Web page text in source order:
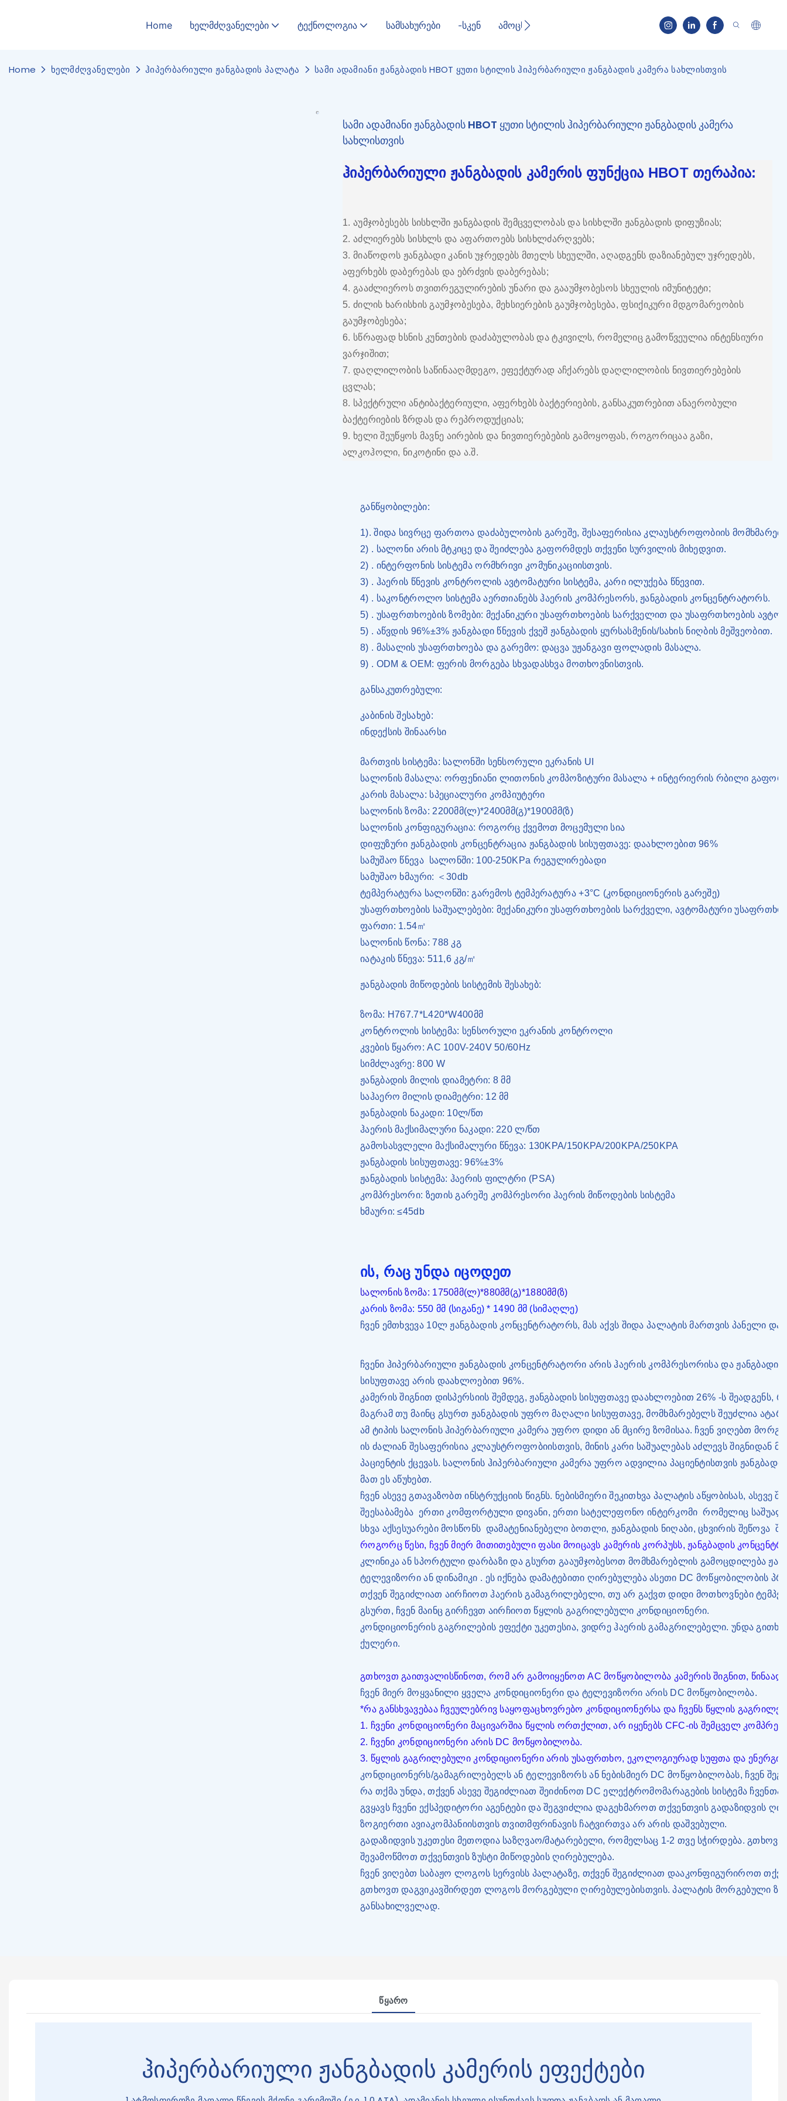
Home ხელმძღვანელები ტექნოლოგია სამსახურები -სკენ ამოცნობა
Home ხელმძღვანელები ჰიპერბარიული ჟანგბადის პალატა სამი ადამიანი ჟანგბადის HBOT ყუთი სტილის ჰიპერბარიული ჟანგბადის კამერა სახლისთვის
სამი ადამიანი ჟანგბადის HBOT ყუთი სტილის ჰიპერბარიული ჟანგბადის კამერა
სახლისთვის
ჰიპერბარიული ჟანგბადის კამერის ფუნქცია HBOT თერაპია:
1. აუმჯობესებს სისხლში ჟანგბადის შემცველობას და სისხლში ჟანგბადის დიფუზიას;
2. აძლიერებს სისხლს და აფართოებს სისხლძარღვებს;
3. მიაწოდოს ჟანგბადი კანის უჯრედებს მთელს სხეულში, აღადგენს დაზიანებულ უჯრედებს,
აფერხებს დაბერებას და ებრძვის დაბერებას;
4. გააძლიეროს თვითრეგულირების უნარი და გააუმჯობესოს სხეულის იმუნიტეტი;
5. ძილის ხარისხის გაუმჯობესება, მეხსიერების გაუმჯობესება, ფსიქიკური მდგომარეობის
გაუმჯობესება;
6. სწრაფად ხსნის კუნთების დაძაბულობას და ტკივილს, რომელიც გამოწვეულია ინტენსიური
ვარჯიშით;
7. დაღლილობის საწინააღმდეგო, ეფექტურად აჩქარებს დაღლილობის ნივთიერებების
ცვლას;
8. სპექტრული ანტიბაქტერიული, აფერხებს ბაქტერიების, განსაკუთრებით ანაერობული
ბაქტერიების ზრდას და რეპროდუქციას;
9. ხელი შეუწყოს მავნე აირების და ნივთიერებების გამოყოფას, როგორიცაა გაზი,
ალკოჰოლი, ნიკოტინი და ა.შ.
განწყობილები:
1). შიდა სივრცე ფართოა დაძაბულობის გარეშე, შესაფერისია კლაუსტროფობიის
2) . სალონი არის მტკიცე და შეიძლება გაფორმდეს თქვენი სურვილის მიხედვით.
2) . ინტერფონის სისტემა ორმხრივი კომუნიკაციისთვის.
3) . ჰაერის წნევის კონტროლის ავტომატური სისტემა, კარი ილუქება წნევით.
4) . საკონტროლო სისტემა აერთიანებს ჰაერის კომპრესორს, ჟანგბადის კონცენტრატორს.
5) . უსაფრთხოების ზომები: მექანიკური უსაფრთხოების სარქველით და უსაფრთხოების
5) . აწვდის 96%±3% ჟანგბადი წნევის ქვეშ ჟანგბადის ყურსასმენის/სახის ნიღბის მეშვეობით.
8) . მასალის უსაფრთხოება და გარემო: დაცვა უჟანგავი ფოლადის მასალა.
9) . ODM & OEM: ფერის მორგება სხვადასხვა მოთხოვნისთვის.
განსაკუთრებული:
კაბინის შესახებ:
ინდექსის შინაარსი
მართვის სისტემა: სალონში სენსორული ეკრანის UI
სალონის მასალა: ორფენიანი ლითონის კომპოზიტური მასალა + ინტერიერის რბილი
კარის მასალა: სპეციალური კომპიუტერი
სალონის ზომა: 2200მმ(ლ)*2400მმ(გ)*1900მმ(ზ)
სალონის კონფიგურაცია: როგორც ქვემოთ მოცემული სია
დიფუზური ჟანგბადის კონცენტრაცია ჟანგბადის სისუფთავე: დაახლოებით 96%
სამუშაო წნევა სალონში: 100-250KPa რეგულირებადი
სამუშაო ხმაური: ＜30db
ტემპერატურა სალონში: გარემოს ტემპერატურა +3°C (კონდიციონერის გარეშე)
უსაფრთხოების საშუალებები: მექანიკური უსაფრთხოების სარქველი, ავტომატური
ფართი: 1.54㎡
სალონის წონა: 788 კგ
იატაკის წნევა: 511,6 კგ/㎡
ჟანგბადის მიწოდების სისტემის შესახებ:
ზომა: H767.7*L420*W400მმ
კონტროლის სისტემა: სენსორული ეკრანის კონტროლი
კვების წყარო: AC 100V-240V 50/60Hz
სიმძლავრე: 800 W
ჟანგბადის მილის დიამეტრი: 8 მმ
საჰაერო მილის დიამეტრი: 12 მმ
ჟანგბადის ნაკადი: 10ლ/წთ
ჰაერის მაქსიმალური ნაკადი: 220 ლ/წთ
გამოსასვლელი მაქსიმალური წნევა: 130KPA/150KPA/200KPA/250KPA
ჟანგბადის სისუფთავე: 96%±3%
ჟანგბადის სისტემა: ჰაერის ფილტრი (PSA)
კომპრესორი: ზეთის გარეშე კომპრესორი ჰაერის მიწოდების სისტემა
ხმაური: ≤45db
ის, რაც უნდა იცოდეთ
სალონის ზომა: 1750მმ(ლ)*880მმ(გ)*1880მმ(ზ)
კარის ზომა: 550 მმ (სიგანე) * 1490 მმ (სიმაღლე)
ჩვენ ემთხვევა 10ლ ჟანგბადის კონცენტრატორს, მას აქვს შიდა პალატის მართვის პანელი
ჩვენი ჰიპერბარიული ჟანგბადის კონცენტრატორი არის ჰაერის კომპრესორისა და
სისუფთავე არის დაახლოებით 96%.
კამერის შიგნით დისპერსიის შემდეგ, ჟანგბადის სისუფთავე დაახლოებით 26% -ს
მაგრამ თუ მაინც გსურთ ჟანგბადის უფრო მაღალი სისუფთავე, მომხმარებელს შეუძლია
ამ ტიპის სალონის ჰიპერბარიული კამერა უფრო დიდი ან მცირე ზომისაა. ჩვენ ვიღებთ
ის ძალიან შესაფერისია კლაუსტროფობიისთვის, მინის კარი საშუალებას აძლევს შიგნიდან
პაციენტის ქცევას. სალონის ჰიპერბარიული კამერა უფრო ადვილია პაციენტისთვის
მათ ეს აწუხებთ.
ჩვენ ასევე გთავაზობთ ინსტრუქციის წიგნს. ნებისმიერი შეკითხვა პალატის აწყობისას,
შეესაბამება ერთი კომფორტული დივანი, ერთი სატელეფონო ინტერკომი რომელიც
სხვა აქსესუარები მოსწონს დამატენიანებელი ბოთლი, ჟანგბადის ნიღაბი, ცხვირის შეწოვა
როგორც წესი, ჩვენ მიერ მითითებული ფასი მოიცავს კამერის კორპუსს, ჟანგბადის
კლინიკა ან სპორტული დარბაზი და გსურთ გააუმჯობესოთ მომხმარებლის გამოცდილება
ტელევიზორი ან დინამიკი . ეს იქნება დამატებითი ღირებულება ასეთი DC მოწყობილობის
თქვენ შეგიძლიათ აირჩიოთ ჰაერის გამაგრილებელი, თუ არ გაქვთ დიდი მოთხოვნები
გსურთ, ჩვენ მაინც გირჩევთ აირჩიოთ წყლის გაგრილებული კონდიციონერი.
კონდიციონერის გაგრილების ეფექტი უკეთესია, ვიდრე ჰაერის გამაგრილებელი. უნდა
ქულერი.
გთხოვთ გაითვალისწინოთ, რომ არ გამოიყენოთ AC მოწყობილობა კამერის შიგნით,
ჩვენ მიერ მოყვანილი ყველა კონდიციონერი და ტელევიზორი არის DC მოწყობილობა.
*რა განსხვავებაა ჩვეულებრივ საყოფაცხოვრებო კონდიციონერსა და ჩვენს წყლის
1. ჩვენი კონდიციონერი მაცივარშია წყლის ორთქლით, არ იყენებს CFC-ის შემცველ
2. ჩვენი კონდიციონერი არის DC მოწყობილობა.
3. წყლის გაგრილებული კონდიციონერი არის უსაფრთხო, ეკოლოგიურად სუფთა და
კონდიციონერს/გამაგრილებელს ან ტელევიზორს ან ნებისმიერ DC მოწყობილობას, ჩვენ
რა თქმა უნდა, თქვენ ასევე შეგიძლიათ შეიძინოთ DC ელექტრომომარაგების სისტემა
გვყავს ჩვენი ექსპედიტორი აგენტები და შეგვიძლია დაგეხმაროთ თქვენთვის გადაზიდვის
ზოგიერთი ავიაკომპანიისთვის თვითმფრინავის ჩატვირთვა არ არის დაშვებული.
გადაზიდვის უკეთესი მეთოდია საზღვაო/მატარებელი, რომელსაც 1-2 თვე სჭირდება.
შევამოწმოთ თქვენთვის ზუსტი მიწოდების ღირებულება.
ჩვენ ვიღებთ საბაჟო ლოგოს სერვისს პალატაზე, თქვენ შეგიძლიათ დააკონფიგურიროთ
გთხოვთ დაგვიკავშირდეთ ლოგოს მორგებული ღირებულებისთვის. პალატის მორგებული
განსახილველად.
Წყარო
ჰიპერბარიული ჟანგბადის კამერის ეფექტები